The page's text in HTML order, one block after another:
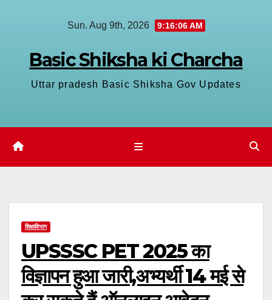
Sun. Aug 9th, 2026 9:16:07 AM
Basic Shiksha ki Charcha
Uttar pradesh Basic Shiksha Gov Updates
शिक्षाविभाग
UPSSSC PET 2025 का
विज्ञापन हुआ जारी,अभ्यर्थी 14 मई से